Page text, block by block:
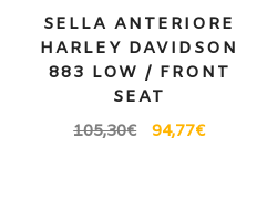
SELLA ANTERIORE
HARLEY DAVIDSON
883 LOW / FRONT
SEAT
105,30€ 94,77€